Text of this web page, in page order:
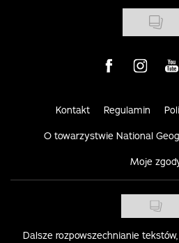
Visit us onVisit us
Kontakt Regulamin
O towarzystwie National
Moje
Dalsze rozpowszechnianie